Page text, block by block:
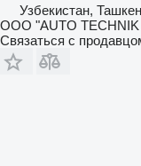
Узбекистан,
OOO "AUTO
Связаться с